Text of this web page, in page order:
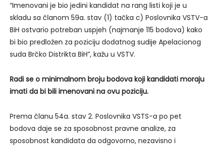
“Imenovani je bio jedini kandidat na rang listi koji je u
skladu sa članom 59a. stav (1) tačka c) Poslovnika VSTV-a
BiH ostvario potreban uspjeh (najmanje 115 bodova) kako
bi bio predložen za poziciju dodatnog sudije Apelacionog
suda Brčko Distrikta BiH”, kažu u VSTV.
Radi se o minimalnom broju bodova koji kandidati moraju
imati da bi bili imenovani na ovu poziciju.
Prema članu 54a. stav 2. Poslovnika VSTS-a po pet
bodova daje se za sposobnost pravne analize, za
sposobnost kandidata da odgovorno, nezavisno i